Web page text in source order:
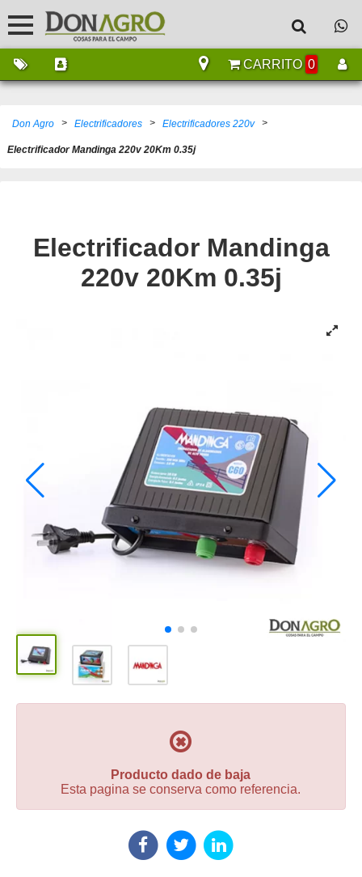
CARRITO 0
Don Agro > Electrificadores > Electrificadores 220v >
Electrificador Mandinga 220v 20Km 0.35j
Electrificador Mandinga
220v 20Km 0.35j
Producto dado de baja
Esta pagina se conserva como referencia.